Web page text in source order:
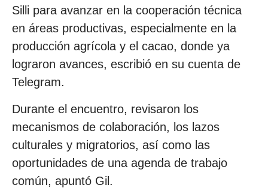
Silli para avanzar en la cooperación técnica
en áreas productivas, especialmente en la
producción agrícola y el cacao, donde ya
lograron avances, escribió en su cuenta de
Telegram.
Durante el encuentro, revisaron los
mecanismos de colaboración, los lazos
culturales y migratorios, así como las
oportunidades de una agenda de trabajo
común, apuntó Gil.